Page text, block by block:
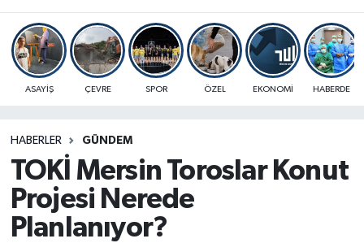
ASAYİŞ ÇEVRE SPOR ÖZEL EKONOMİ HABERDE
HABERLER GÜNDEM
TOKİ Mersin Toroslar Konut
Projesi Nerede
Planlanıyor?
Mersin Trafik Yoğunluk Haritası
Süper Lig Puan Durumu ve Fikstür
Haber Arşivi